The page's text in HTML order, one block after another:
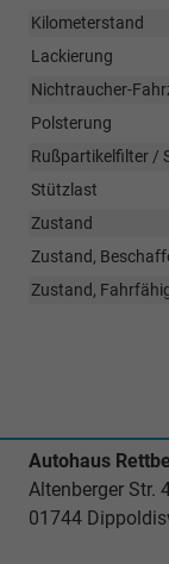
Kilometerstand
Lackierung
Nichtraucher-
Polsterung
Rußpartikelfilter /
Stützlast
Zustand
Zustand,
Zustand,
Autohaus
Altenberger Str.
01744